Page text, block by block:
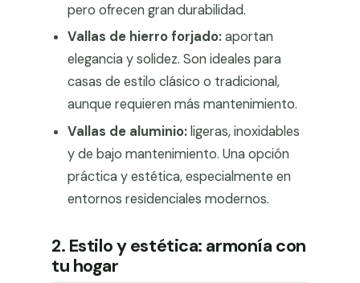
pero ofrecen gran durabilidad.
Vallas de hierro forjado:aportan
elegancia y solidez. Son ideales para
casas de estilo clásico o tradicional,
aunque requieren más mantenimiento.
Vallas de aluminio: ligeras, inoxidables
y de bajo mantenimiento. Una opción
práctica y estética, especialmente en
entornos residenciales modernos.
2. Estilo y estética: armonía con
tu hogar